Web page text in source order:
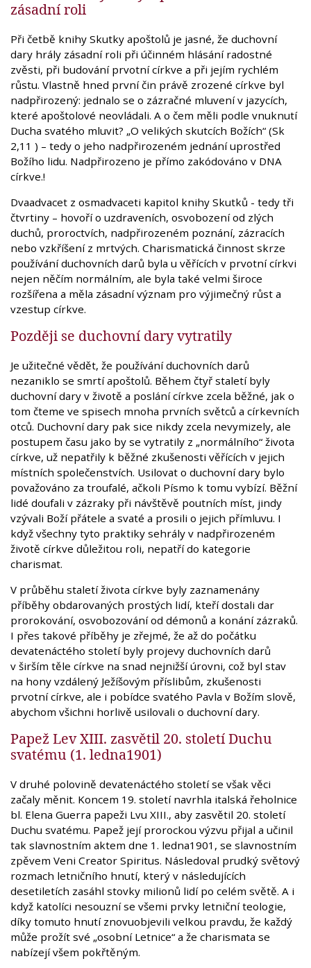
zásadní roli
Při četbě knihy Skutky apoštolů je jasné, že duchovní
dary hrály zásadní roli při účinném hlásání radostné
zvěsti, při budování prvotní církve a při jejím rychlém
růstu. Vlastně hned první čin právě zrozené církve byl
nadpřirozený: jednalo se o zázračné mluvení v jazycích,
které apoštolové neovládali. A o čem měli podle vnuknutí
Ducha svatého mluvit? „O velikých skutcích Božích“ (Sk
2,11 ) – tedy o jeho nadpřirozeném jednání uprostřed
Božího lidu. Nadpřirozeno je přímo zakódováno v DNA
církve.!
Dvaadvacet z osmadvaceti kapitol knihy Skutků - tedy tři
čtvrtiny – hovoří o uzdraveních, osvobození od zlých
duchů, proroctvích, nadpřirozeném poznání, zázracích
nebo vzkříšení z mrtvých. Charismatická činnost skrze
používání duchovních darů byla u věřících v prvotní církvi
nejen něčím normálním, ale byla také velmi široce
rozšířena a měla zásadní význam pro výjimečný růst a
vzestup církve.
Později se duchovní dary vytratily
Je užitečné vědět, že používání duchovních darů
nezaniklo se smrtí apoštolů. Během čtyř staletí byly
duchovní dary v životě a poslání církve zcela běžné, jak o
tom čteme ve spisech mnoha prvních světců a církevních
otců. Duchovní dary pak sice nikdy zcela nevymizely, ale
postupem času jako by se vytratily z „normálního“ života
církve, už nepatřily k běžné zkušenosti věřících v jejich
místních společenstvích. Usilovat o duchovní dary bylo
považováno za troufalé, ačkoli Písmo k tomu vybízí. Běžní
lidé doufali v zázraky při návštěvě poutních míst, jindy
vzývali Boží přátele a svaté a prosili o jejich přímluvu. I
když všechny tyto praktiky sehrály v nadpřirozeném
životě církve důležitou roli, nepatří do kategorie
charismat.
V průběhu staletí života církve byly zaznamenány
příběhy obdarovaných prostých lidí, kteří dostali dar
prorokování, osvobozování od démonů a konání zázraků.
I přes takové příběhy je zřejmé, že až do počátku
devatenáctého století byly projevy duchovních darů
v širším těle církve na snad nejnižší úrovni, což byl stav
na hony vzdálený Ježíšovým příslibům, zkušenosti
prvotní církve, ale i pobídce svatého Pavla v Božím slově,
abychom všichni horlivě usilovali o duchovní dary.
Papež Lev XIII. zasvětil 20. století Duchu
svatému (1. ledna1901)
V druhé polovině devatenáctého století se však věci
začaly měnit. Koncem 19. století navrhla italská řeholnice
bl. Elena Guerra papeži Lvu XIII., aby zasvětil 20. století
Duchu svatému. Papež její prorockou výzvu přijal a učinil
tak slavnostním aktem dne 1. ledna1901, se slavnostním
zpěvem Veni Creator Spiritus. Následoval prudký světový
rozmach letničního hnutí, který v následujících
desetiletích zasáhl stovky milionů lidí po celém světě. A i
když katolíci nesouzní se všemi prvky letniční teologie,
díky tomuto hnutí znovuobjevili velkou pravdu, že každý
může prožít své „osobní Letnice“ a že charismata se
nabízejí všem pokřtěným.